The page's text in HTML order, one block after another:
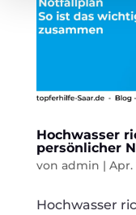
Hochwasser
persönlicher
von admin | Apr.
Hochwasser